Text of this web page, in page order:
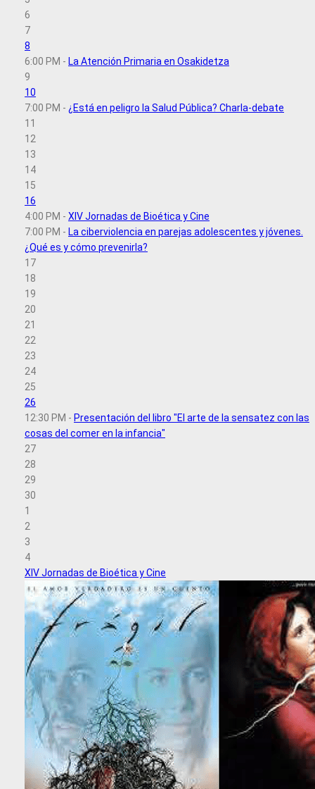
6
7
8
6:00 PM - La Atención Primaria en Osakidetza
9
10
7:00 PM - ¿Está en peligro la Salud Pública? Charla-debate
11
12
13
14
15
16
4:00 PM - XIV Jornadas de Bioética y Cine
7:00 PM - La ciberviolencia en parejas adolescentes y jóvenes.
¿Qué es y cómo prevenirla?
17
18
19
20
21
22
23
24
25
26
12:30 PM - Presentación del libro "El arte de la sensatez con las
cosas del comer en la infancia"
27
28
29
30
1
2
3
4
XIV Jornadas de Bioética y Cine